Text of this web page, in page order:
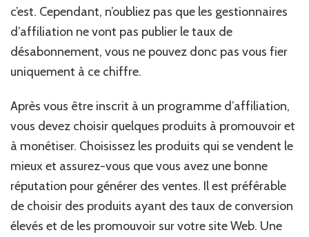
c’est. Cependant, n’oubliez pas que les gestionnaires
d’affiliation ne vont pas publier le taux de
désabonnement, vous ne pouvez donc pas vous fier
uniquement à ce chiffre.
Après vous être inscrit à un programme d’affiliation,
vous devez choisir quelques produits à promouvoir et
à monétiser. Choisissez les produits qui se vendent le
mieux et assurez-vous que vous avez une bonne
réputation pour générer des ventes. Il est préférable
de choisir des produits ayant des taux de conversion
élevés et de les promouvoir sur votre site Web. Une